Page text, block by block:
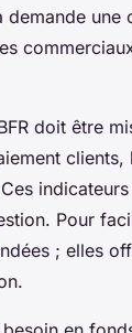
doit être
Pour
; elles